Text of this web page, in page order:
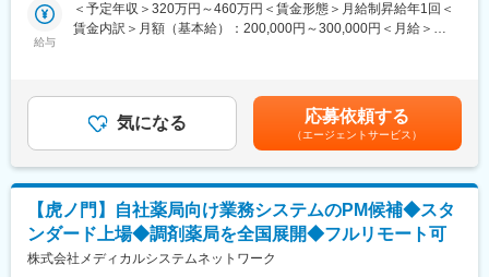
希望休も通りやすく、月数回の土日休みもOK。心身ともにゆとり
を持って働けます。
【当社のお店作りの秘密】
当社では売場スタッフが主導でお店作りをしています。何故な
ら、お客様の声をたくさん聞き、お客様の一番そばにいるのは売
場スタッフだからです。
販売商品の選定、価格、陳列方法、商品の組み合わせ、演出の仕
方…時にはバイヤーと相談して商品を仕入れることもあります。
【各ホームページ情報】
・売場づくり
・発注業務
・調理
・販促 など
★慣れたら陳列を工夫したり、イベントのアイデアを練ったり商
品にこだわったりと、「自分の色」を出してください。売場スタ
ッフが主導でお店作りをしています。
■研修について：
・新入社員研修：OJT教育、フォローアップ研修などを実施
・各ステップでの研修：皆さまの成長に応じたキャリア研修、マ
給与
＜予定年収＞320万円～460万円＜賃金形態＞月給制昇給年1回＜
賃金内訳＞月額（基本給）：200,000円～300,000円＜月給＞
も目安の金額であり、選考を通じて上下する可能性があります。
月給(月額)は固定手当を含めた表記です。
気になる 応募依頼する
（エージェントサービス）
【虎ノ門】自社薬局向け業務システムのPM候補◆スタ
ンダード上場◆調剤薬局を全国展開◆フルリモート可
株式会社メディカルシステムネットワーク